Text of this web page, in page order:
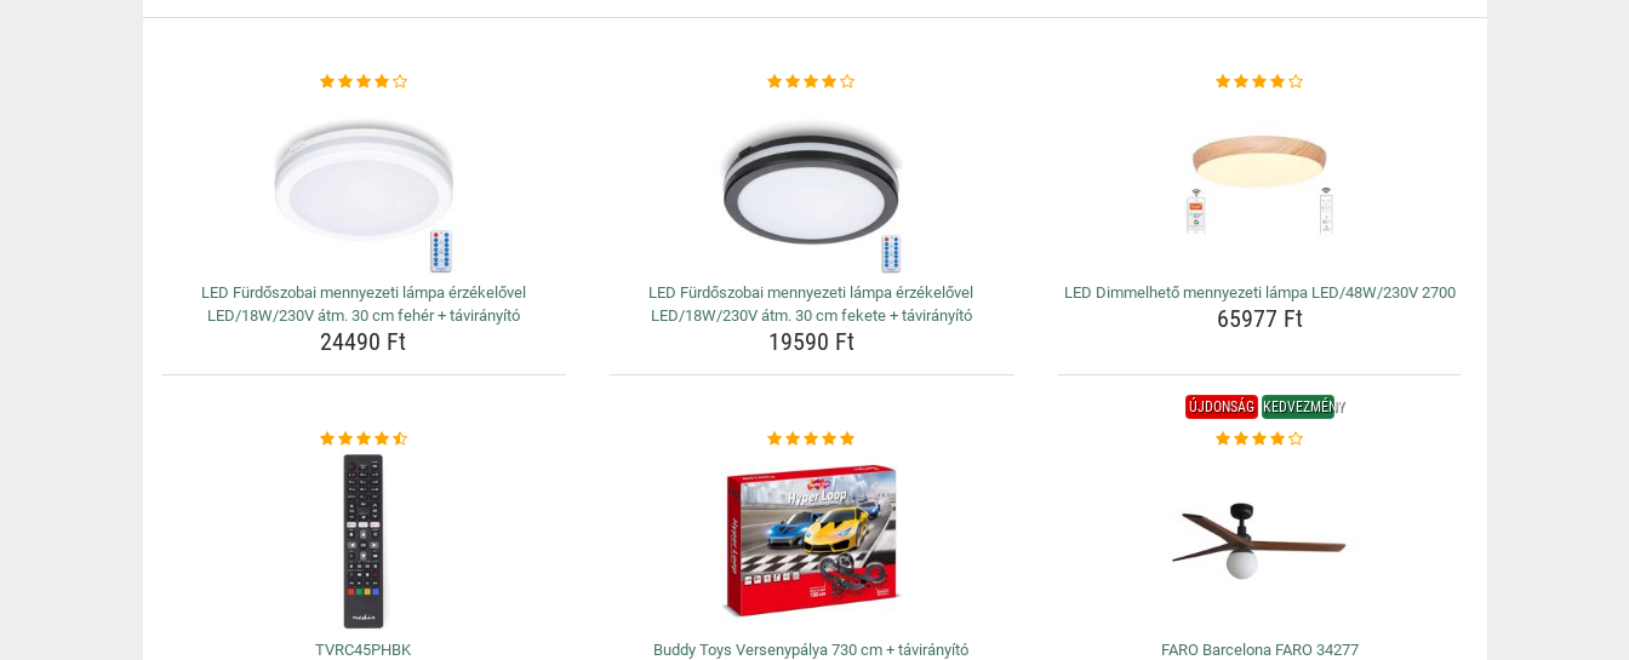
LED Fürdőszobai mennyezeti lámpa érzékelővel
LED/18W/230V átm. 30 cm fehér + távirányító
24490 Ft
LED Fürdőszobai mennyezeti lámpa érzékelővel
LED/18W/230V átm. 30 cm fekete + távirányító
19590 Ft
LED Dimmelhető mennyezeti lámpa LED/48W/230V 2700
65977 Ft
TVRC45PHBK Buddy Toys Versenypálya 730 cm + távirányító
ÚJDONSÁG KEDVEZMÉNY
FARO Barcelona FARO 34277